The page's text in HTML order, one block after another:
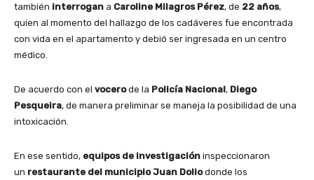
también interrogan a Caroline Milagros Pérez, de 22 años,
quien al momento del hallazgo de los cadáveres fue encontrada
con vida en el apartamento y debió ser ingresada en un centro
médico.
De acuerdo con el vocerode la Policía Nacional, Diego
Pesqueira, de manera preliminar se maneja la posibilidad de una
intoxicación.
En ese sentido, equipos de investigación inspeccionaron
un restaurante del municipio Juan Doliodonde los